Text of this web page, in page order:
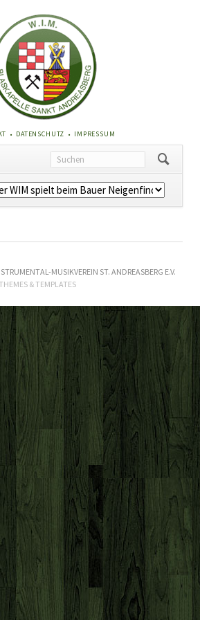
DATENSCHUTZ IMPRESSUM
MUSIKVEREIN ST. ANDREASBERG E.V.
& TEMPLATES